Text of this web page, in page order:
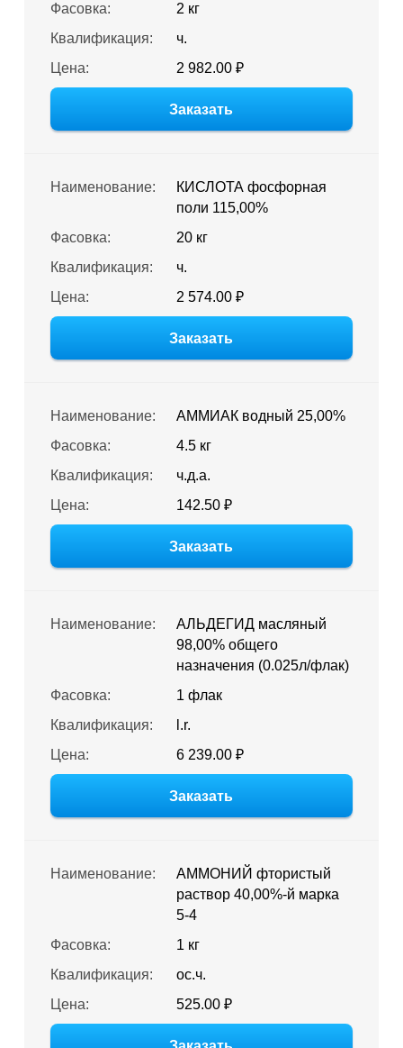
Фасовка:
2 кг
Квалификация:
ч.
Цена:
2 982.00 ₽
Заказать
Наименование:
КИСЛОТА фосфорная
поли 115,00%
Фасовка:
20 кг
Квалификация:
ч.
Цена:
2 574.00 ₽
Заказать
Наименование:
АММИАК водный 25,00%
Фасовка:
4.5 кг
Квалификация:
ч.д.а.
Цена:
142.50 ₽
Заказать
Наименование:
АЛЬДЕГИД масляный
98,00% общего
назначения (0.025л/флак)
Фасовка:
1 флак
Квалификация:
l.r.
Цена:
6 239.00 ₽
Заказать
Наименование:
АММОНИЙ фтористый
раствор 40,00%-й марка
5-4
Фасовка:
1 кг
Квалификация:
ос.ч.
Цена:
525.00 ₽